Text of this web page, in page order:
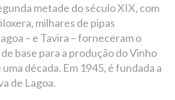
metade do século XIX, com
milhares de pipas
– e Tavira – forneceram o
base para a produção do Vinho
década. Em 1945, é fundada a
de Lagoa.